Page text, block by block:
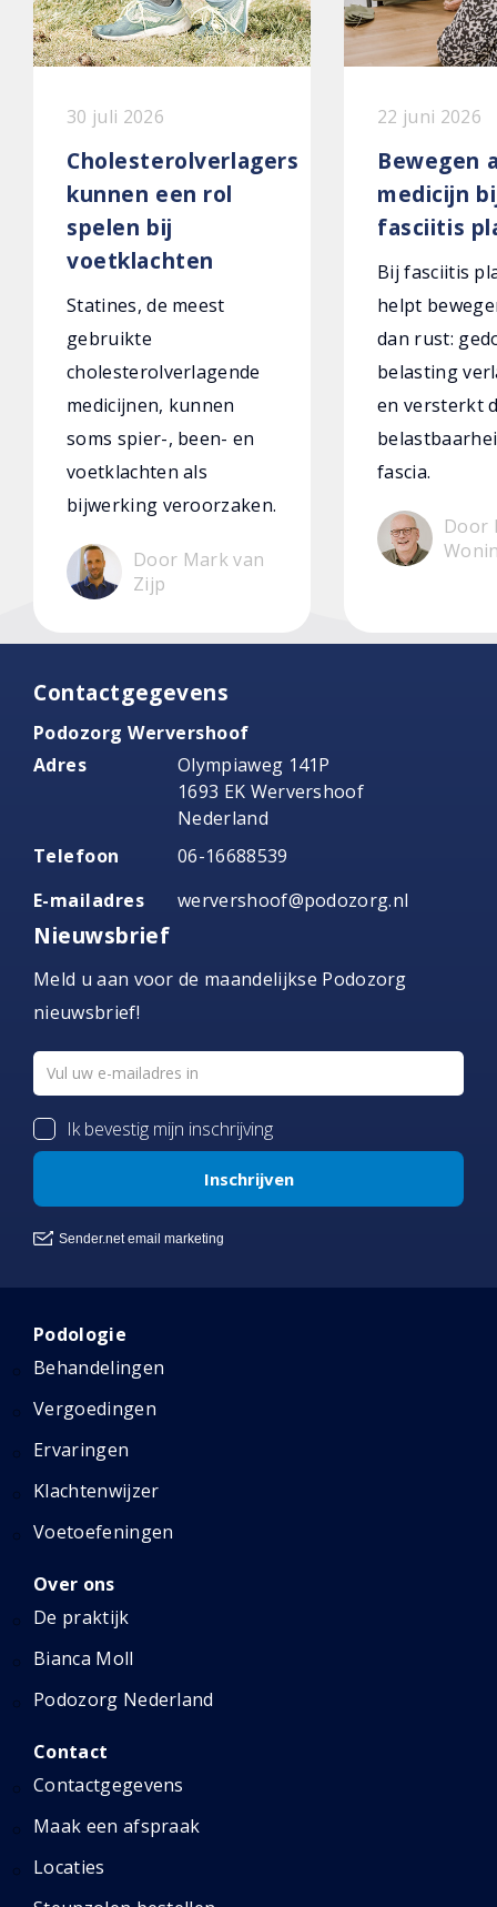
30 juli 2026
Cholesterolverlagers
kunnen een rol
spelen bij
voetklachten
Statines, de meest
gebruikte
cholesterolverlagende
medicijnen, kunnen
soms spier-, been- en
voetklachten als
bijwerking veroorzaken.
Door Mark van
Zijp
22 juni 2026
Bewegen
medicijn
fasciitis
Bij fasciitis
helpt
dan rust:
belasting
en versterkt
fascia.
Door
Contactgegevens
Podozorg Wervershoof
Adres
Olympiaweg 141P
1693 EK Wervershoof
Nederland
Telefoon
06-16688539
E-mailadres
wervershoof@podozorg.nl
Nieuwsbrief
Meld u aan voor de maandelijkse Podozorg
nieuwsbrief!
Podologie
Behandelingen
Vergoedingen
Ervaringen
Klachtenwijzer
Voetoefeningen
Over ons
De praktijk
Bianca Moll
Podozorg Nederland
Contact
Contactgegevens
Maak een afspraak
Locaties